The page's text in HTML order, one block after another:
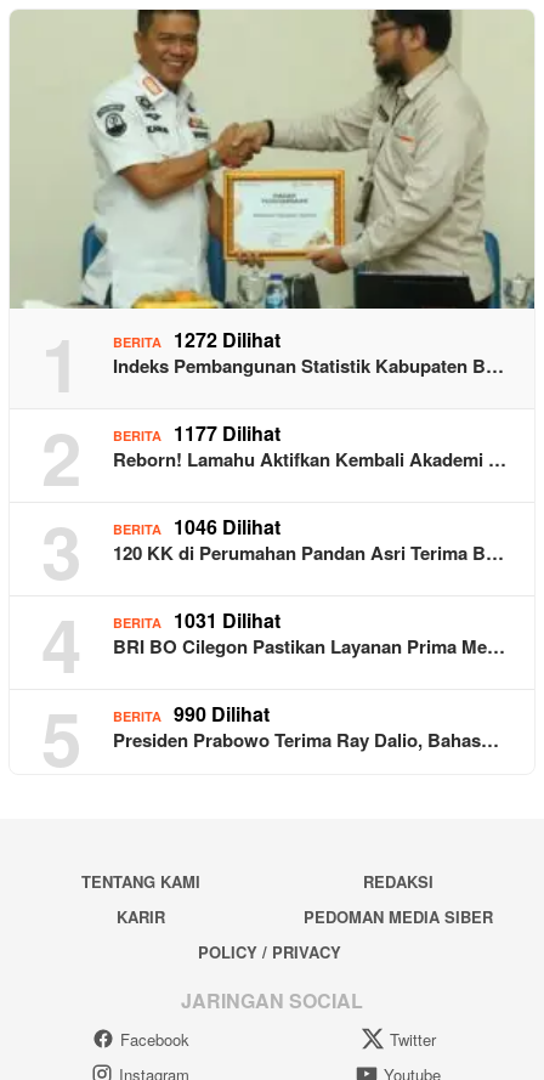
1 BERITA 1272 Dilihat
Indeks Pembangunan Statistik Kabupaten B…
2 BERITA 1177 Dilihat
Reborn! Lamahu Aktifkan Kembali Akademi …
3 BERITA 1046 Dilihat
120 KK di Perumahan Pandan Asri Terima B…
4 BERITA 1031 Dilihat
BRI BO Cilegon Pastikan Layanan Prima Me…
5 BERITA 990 Dilihat
Presiden Prabowo Terima Ray Dalio, Bahas…
TENTANG KAMI
REDAKSI
KARIR
PEDOMAN MEDIA SIBER
POLICY / PRIVACY
JARINGAN SOCIAL
Facebook
Twitter
Instagram
Youtube